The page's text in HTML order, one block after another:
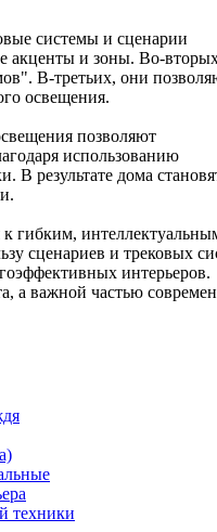
системы и сценарии
акценты и зоны. Во-
В-третьих, они
освещения.
позволяют
использованию
В результате дома
гибким,
сценариев и трековых
интерьеров.
а важной частью
техники